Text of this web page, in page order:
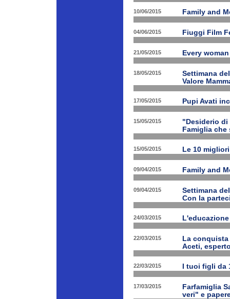
10/06/2015 Family and
04/06/2015 Fiuggi Film
21/05/2015 Every
18/05/2015
Settimana
Valore
17/05/2015 Pupi Avati
15/05/2015
"Desiderio di
Famiglia che
15/05/2015 Le 10
09/04/2015 Family and
09/04/2015
Settimana
Con la
24/03/2015
22/03/2015
La
Aceti,
22/03/2015 I tuoi figli da
17/03/2015
Farfamiglia
veri" e